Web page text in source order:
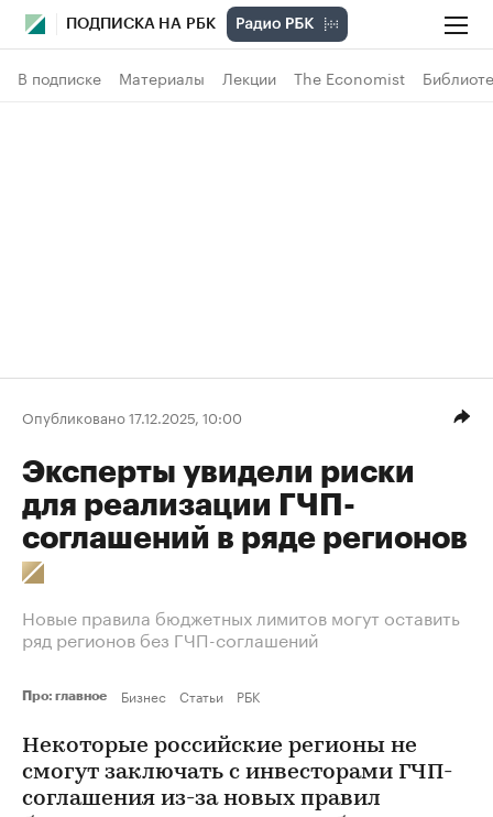
ПОДПИСКА НА РБК
В подписке Материалы Лекции The Economist
Опубликовано 17.12.2025, 10:00
Эксперты увидели риски
для реализации ГЧП-
соглашений в ряде регионов
Новые правила бюджетных лимитов могут оставить
ряд регионов без ГЧП-соглашений
Про: главное Бизнес Статьи РБК
Некоторые российские регионы не
смогут заключать с инвесторами ГЧП-
соглашения из-за новых правил